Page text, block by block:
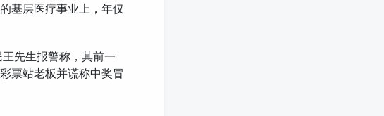
基层医疗事业上，年仅
先生报警称，其前一
票站老板并谎称中奖冒